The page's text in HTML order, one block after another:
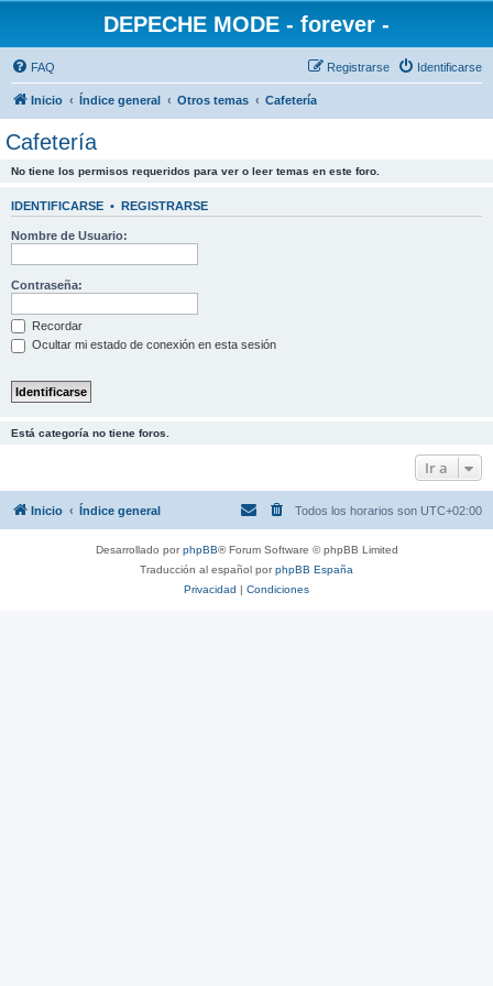
DEPECHE MODE - forever -
FAQ Identificarse
Registrarse
Inicio Índice general Otros temas Cafetería
Cafetería
No tiene los permisos requeridos para ver o leer temas en este foro.
IDENTIFICARSE • REGISTRARSE
Nombre de Usuario:
Contraseña:
Recordar
Ocultar mi estado de conexión en esta sesión
Está categoría no tiene foros.
Ir a
Inicio Índice general Todos los horarios son UTC+02:00
Desarrollado porphpBB® Forum Software © phpBB Limited
Traducción al español porphpBB España
Privacidad | Condiciones